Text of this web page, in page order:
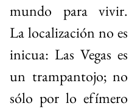
mundo para vivir.
La localización no es
inicua: Las Vegas es
un trampantojo; no
sólo por lo efímero